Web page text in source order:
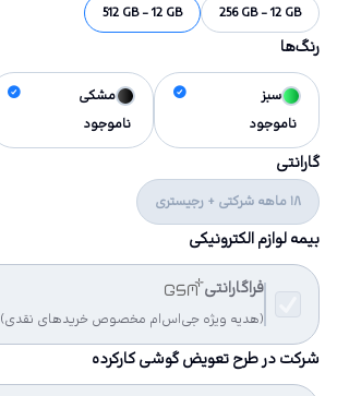
256 GB - 12 GB
512 GB - 12 GB
رنگ‌ها
سبز
ناموجود
مشکی
ناموجود
گارانتی
18 ماهه شرکتی + رجیستری
بیمه لوازم الکترونیکی
فراگارانتی
(هدیه ویژه جی‌اس‌ام مخصوص خریدهای نقدی)
شرکت در طرح تعویض گوشی کارکرده